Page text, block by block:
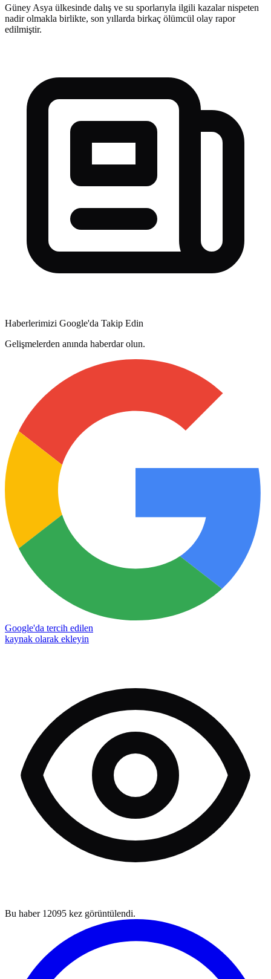
Güney Asya ülkesinde dalış ve su sporlarıyla ilgili kazalar nispeten
nadir olmakla birlikte, son yıllarda birkaç ölümcül olay rapor
edilmiştir.
Haberlerimizi Google'da Takip Edin
Gelişmelerden anında haberdar olun.
Google'da tercih edilen
kaynak olarak ekleyin
Bu haber 12095 kez görüntülendi.